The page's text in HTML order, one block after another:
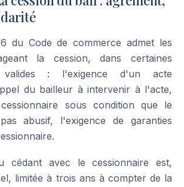
du Code de commerce admet les
la cession, dans certaines
valides : l'exigence d'un acte
du bailleur à intervenir à l'acte,
sous condition que le
abusif, l'exigence de garanties
cédant avec le cessionnaire est,
limitée à trois ans à compter de la